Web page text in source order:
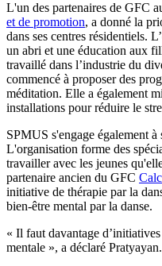
L'un des partenaires de GFC
et de promotion, a donné la
dans ses centres résidentiels.
un abri et une éducation aux
travaillé dans l’industrie du
commencé à proposer des
méditation. Elle a également
installations pour réduire le
SPMUS s'engage également
L'organisation forme des
travailler avec les jeunes
partenaire ancien du GFC
initiative de thérapie par la
bien-être mental par la danse.
« Il faut davantage
mentale », a déclaré Pratyayan.